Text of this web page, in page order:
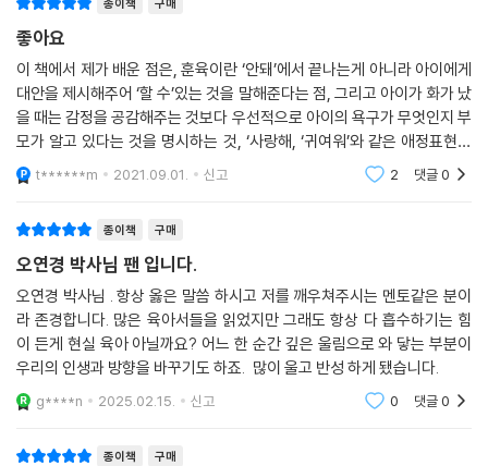
아이가 옷을 입을 때
아이와 놀이할 때
아이의 학습을 도와줄 때
아이가 잠들 때
아이가 밥을 먹을 때
야. 너한테 좋으라고 하는 말이야”라는 부모의 잔소리를 아이가 스스로 ‘진
짜 나를 위한 거구나’라고 생각하도록 만드는 것입니다.
---pp.153~154
아이는 자신이 엄마의 배 속에서 나왔다는 이야기를 들을 때, 그리고 자기
와 부모의 어디어디가 닮았는지에 대해 얘기할 때 특히 안정감을 느낍니
까요. 분리불안은 부모와 내가 분리되어 있다는 사실을 인식할 때 나타나
는 모습입니다. 분리됐다는 것은 곧 내가 안전하지 않다는 것으로 받아들
여지죠. 물론 아이는 독립된 인격체로서 살아나가야 합니다. 하지만 부모
와 아이 사이를 잇는 끈은 절대로 끊어지지 않는다는 사실, 아이가 멀리 나
아가더라도 언제나 연결되어 있다는 사실을 아이의 눈높이에서 자주 표현
해줘야 합니다.
---pp.214~215
요하다. 그리고 그 사랑이 아이에게 충분히 전해지고 있느냐는 무엇보다
중요하다. 상대가 진짜 원하는 것을 모른 채 자기 방식대로만 사랑을 표현
한다면, 즉 아이가 원하는 것을 모른 채 부모가 하고 싶은 말만 한다면 오해
가 쌓이고 갈등이 깊어지기 마련이다.
예를 들어 엄마와 놀고 싶은데 엄마가 식사 준비로 분주하여 자신에게 제
대로 관심을 보여주지 않으면 아이는 불안해져 칭얼거리기 시작한다. 그러
면 사랑해 마지않는 아이의 식사를 제때 준비하지 못하게 되므로 엄마는
결국 화를 내고 만다. 이때 엄마의 화도 사랑이라는 것을 과연 아이가 알아
억할 뿐이다. 또한 현재 아이가 원하는 것을 들어줄 수 없어서 문제가 발생
한 시점에 이루어지기 쉬운 훈육 역시, 아무리 아이를 위하는 마음일지라
도 당장 아이의 욕구를 다른 것으로 대체하거나 나중으로 지연하도록 만들
므로 반가울 리가 없다. 부모의 단호한 훈육도 ‘나를 미워하는 것’이 아니라
‘나를 사랑하는 것’임을, 즉 ‘진짜로 나를 위한 것’임을 받아들일 수 있으려
면 아이가 부모에게 전적으로 사랑받고 있다는 믿음이 필요하다.
아이는 바람직한 행동을 해야, 혹은 잘못된 행동을 하지 않아야 사랑받을
이 있는 그대로 소중한 존재라는 사실을 믿어야 한다. 그 같은 믿음을 견고
좋아요
이 책에서 제가 배운 점은, 훈육이란 ‘안돼’에서 끝나는게 아니라 아이에게
대안을 제시해주어 ‘할 수’있는 것을 말해준다는 점, 그리고 아이가 화가 났
을 때는 감정을 공감해주는 것보다 우선적으로 아이의 욕구가 무엇인지 부
모가 알고 있다는 것을 명시하는 것, ‘사랑해, ‘귀여워’와 같은 애정표현을
헤아릴 수 없을 만큼 많이 하라는 것입니다. 이 세 가지만 잘 기억해두면 이
t******m 2021.09.01. 신고 2 댓글0
종이책 구매
오연경 박사님 팬 입니다.
오연경 박사님 . 항상 옳은 말씀 하시고 저를 깨우쳐주시는 멘토같은 분이
라 존경합니다. 많은 육아서들을 읽었지만 그래도 항상 다 흡수하기는 힘
이 든게 현실 육아 아닐까요? 어느 한 순간 깊은 울림으로 와 닿는 부분이
우리의 인생과 방향을 바꾸기도 하죠. 많이 울고 반성 하게 됐습니다.
g****n 2025.02.15. 신고 0 댓글0
종이책 구매